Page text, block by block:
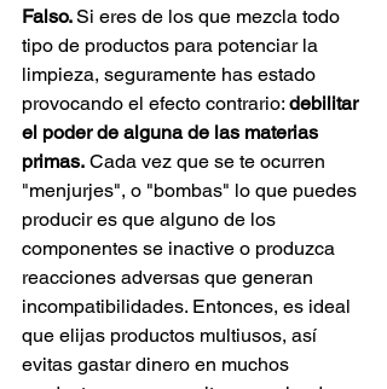
Falso. Si eres de los que mezcla todo
tipo de productos para potenciar la
limpieza, seguramente has estado
provocando el efecto contrario: debilitar
el poder de alguna de las materias
primas. Cada vez que se te ocurren
"menjurjes", o "bombas" lo que puedes
producir es que alguno de los
componentes se inactive o produzca
reacciones adversas que generan
incompatibilidades. Entonces, es ideal
que elijas productos multiusos, así
evitas gastar dinero en muchos